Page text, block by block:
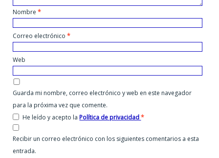
Nombre*
Correo electrónico*
Web
Guarda mi nombre, correo electrónico y web en este navegador
para la próxima vez que comente.
He leído y acepto laPolítica de privacidad*
Recibir un correo electrónico con los siguientes comentarios a esta
entrada.